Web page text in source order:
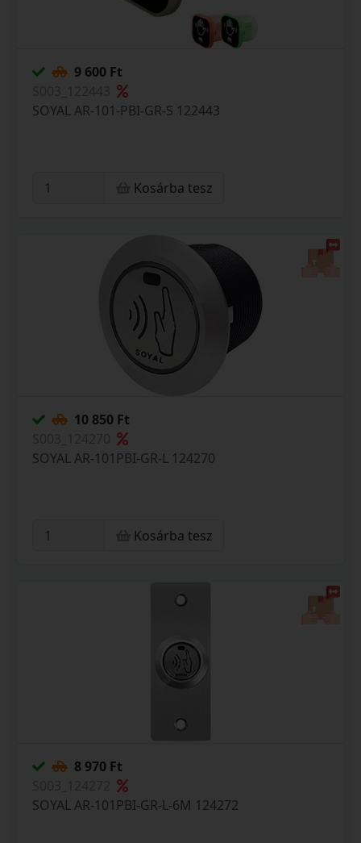
9 600 Ft
SOYAL AR-101-PBI-GR-S 122443
Kosárba tesz
10 850 Ft
SOYAL AR-101PBI-GR-L 124270
Kosárba tesz
8 970 Ft
SOYAL AR-101PBI-GR-L-6M 124272